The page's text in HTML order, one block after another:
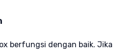
berfungsi dengan baik.